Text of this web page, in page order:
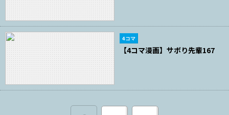
4コマ
【4コマ漫画】サボり先輩167